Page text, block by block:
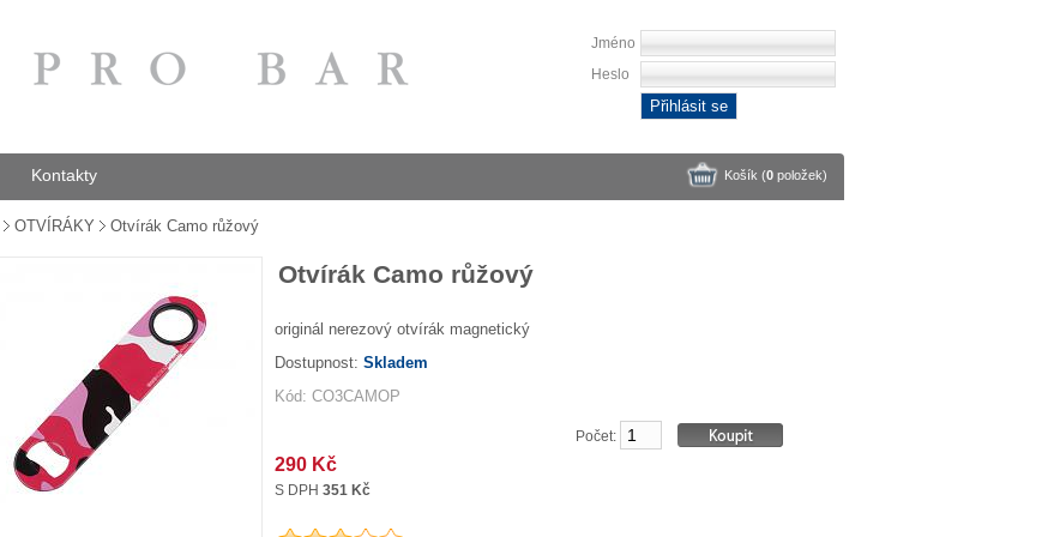
Košík (0 položek)
Jméno
Heslo
Přihlásit se
Kontakty
OTVÍRÁKY Otvírák Camo růžový
Otvírák Camo růžový
originál nerezový otvírák magnetický
Dostupnost: Skladem
Kód: CO3CAMOP
Počet:
290 Kč
S DPH 351 Kč